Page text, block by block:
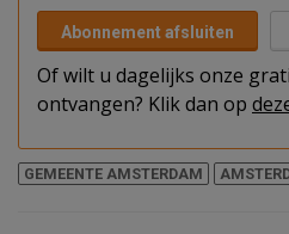
Abonnement afsluiten
Of wilt u dagelijks onze
ontvangen? Klik dan op
GEMEENTE AMSTERDAM